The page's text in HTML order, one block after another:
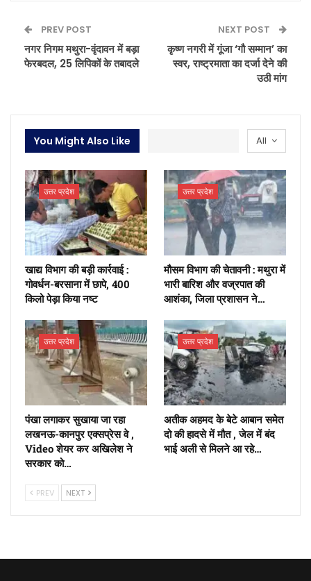
PREV POST
नगर निगम मथुरा-वृंदावन में बड़ा
फेरबदल, 25 लिपिकों के तबादले
NEXT POST
कृष्ण नगरी में गूंजा ‘गौ सम्मान’ का
स्वर, राष्ट्रमाता का दर्जा देने की
उठी मांग
All
You Might Also Like
उत्तर प्रदेश
खाद्य विभाग की बड़ी कार्रवाई :
गोवर्धन-बरसाना में छापे, 400
किलो पेड़ा किया नष्ट
उत्तर प्रदेश
मौसम विभाग की चेतावनी : मथुरा में
भारी बारिश और वज्रपात की
आशंका, जिला प्रशासन ने…
उत्तर प्रदेश
पंखा लगाकर सुखाया जा रहा
लखनऊ-कानपुर एक्सप्रेस वे ,
Video शेयर कर अखिलेश ने
सरकार को…
उत्तर प्रदेश
अतीक अहमद के बेटे आबान समेत
दो की हादसे में मौत , जेल में बंद
भाई अली से मिलने आ रहे…
PREV NEXT